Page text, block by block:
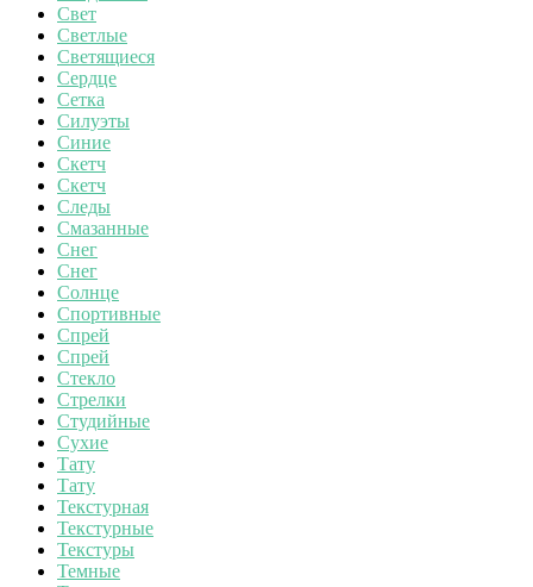
Свет
Светлые
Светящиеся
Сердце
Сетка
Силуэты
Синие
Скетч
Скетч
Следы
Смазанные
Снег
Снег
Солнце
Спортивные
Спрей
Спрей
Стекло
Стрелки
Студийные
Сухие
Тату
Тату
Текстурная
Текстурные
Текстуры
Темные